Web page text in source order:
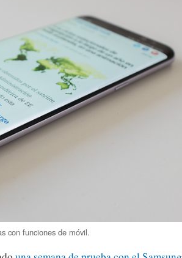
con funciones de móvil.